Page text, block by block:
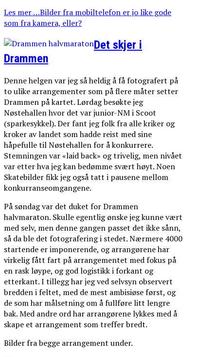
Les mer …Bilder fra mobiltelefon er jo like gode
som fra kamera, eller?
Det skjer i
Drammen
Denne helgen var jeg så heldig å få fotografert på
to ulike arrangementer som på flere måter setter
Drammen på kartet. Lørdag besøkte jeg
Nøstehallen hvor det var junior-NM i Scoot
(sparkesykkel). Der fant jeg folk fra alle kriker og
kroker av landet som hadde reist med sine
håpefulle til Nøstehallen for å konkurrere.
Stemningen var «laid back» og trivelig, men nivået
var etter hva jeg kan bedømme svært høyt. Noen
Skatebilder fikk jeg også tatt i pausene mellom
konkurranseomgangene.
På søndag var det duket for Drammen
halvmaraton. Skulle egentlig ønske jeg kunne vært
med selv, men denne gangen passet det ikke sånn,
så da ble det fotografering i stedet. Nærmere 4000
startende er imponerende, og arrangørene har
virkelig fått fart på arrangementet med fokus på
en rask løype, og god logistikk i forkant og
etterkant. I tillegg har jeg ved selvsyn observert
bredden i feltet, med de mest ambisiøse først, og
de som har målsetning om å fullføre litt lengre
bak. Med andre ord har arrangørene lykkes med å
skape et arrangement som treffer bredt.
Bilder fra begge arrangement under.